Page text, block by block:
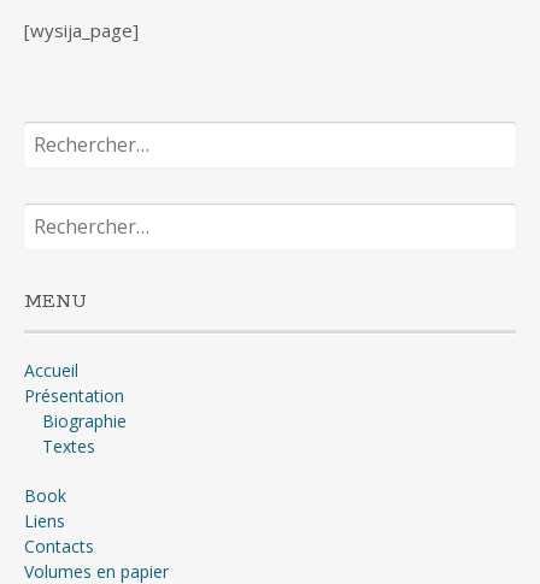
[wysija_page]
Rechercher :
Rechercher :
MENU
Accueil
Présentation
Biographie
Textes
Book
Liens
Contacts
Volumes en papier